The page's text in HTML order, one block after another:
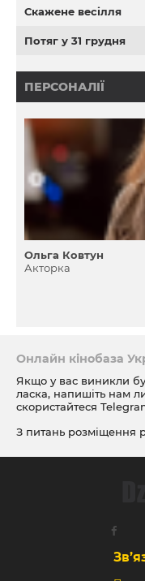
Скажене весілля
Потяг у 31 грудня
ПЕРСОНАЛІЇ
Ольга Ковтун
Акторка
Онлайн кінобаза
Якщо у вас виникли
ласка, напишіть нам
скористайтеся
З питань розміщення
посиланням